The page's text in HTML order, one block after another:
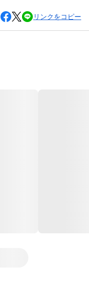
リンクをコピー